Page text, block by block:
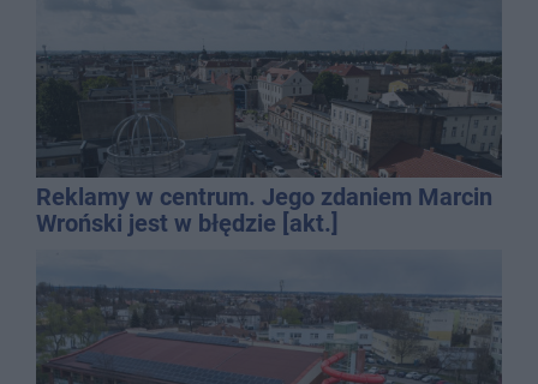
Reklamy w centrum. Jego zdaniem Marcin
Wroński jest w błędzie [akt.]